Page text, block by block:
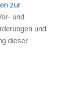
zur
und
und
dieser